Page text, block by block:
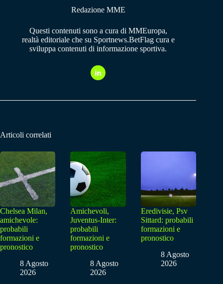
Redazione MME
Questi contenuti sono a cura di MMEuropa,
realtà editoriale che su Sportnews.BetFlag cura e
sviluppa contenuti di informazione sportiva.
Articoli correlati
Chelsea Milan,
amichevole:
probabili
formazioni e
pronostico
8 Agosto
2026
Amichevoli,
Juventus-Inter:
probabili
formazioni e
pronostico
8 Agosto
2026
Eredivisie, Psv
Sittard: probabili
formazioni e
pronostico
8 Agosto
2026